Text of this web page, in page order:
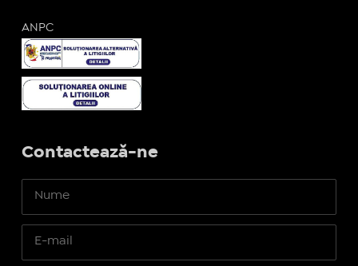
ANPC
Contactează-ne